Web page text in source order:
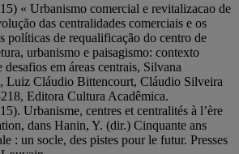
« Urbanismo comercial e revitalizacao de
das centralidades comerciais e os
políticas de requalificação do centro de
urbanismo e paisagismo: contexto
desafios em áreas centrais, Silvana
Luiz Cláudio Bittencourt, Cláudio Silveira
Editora Cultura Acadêmica.
Urbanisme, centres et centralités à l’ère
dans Hanin, Y. (dir.) Cinquante ans
: un socle, des pistes pour le futur. Presses